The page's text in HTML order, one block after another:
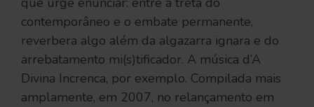
contemporâneo e o embate permanente,
reverbera algo além da algazarra ignara e do
arrebatamento mi(s)tificador. A música d’A
Divina Increnca, por exemplo. Compilada mais
amplamente, em 2007, no relançamento em